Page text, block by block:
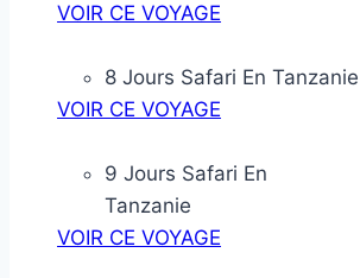
VOIR CE VOYAGE
8 Jours Safari En Tanzanie
VOIR CE VOYAGE
9 Jours Safari En
Tanzanie
VOIR CE VOYAGE